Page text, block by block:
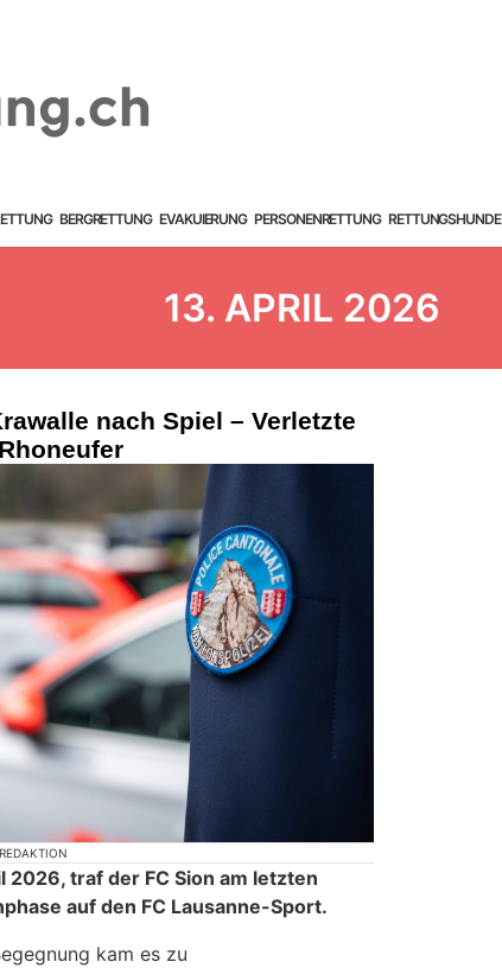
BERGRETTUNG EVAKUIERUNG PERSONENRETTUNG RETTUNGSHUNDE
13. APRIL 2026
nach Spiel – Verletzte
2026, traf der FC Sion am letzten
auf den FC Lausanne-Sport.
kam es zu